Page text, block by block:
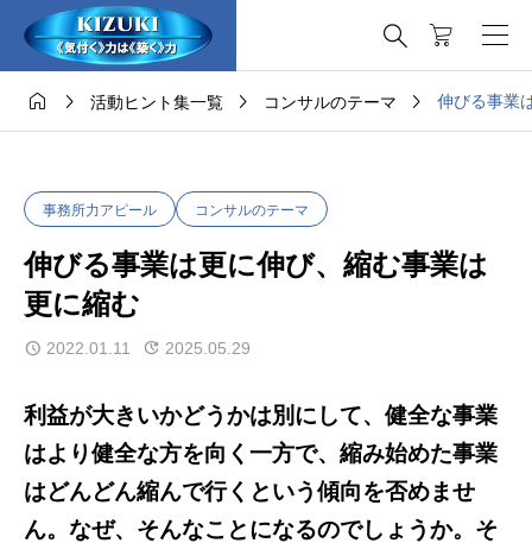

  活動ヒント集一覧  コンサルのテーマ  伸びる事業
事務所力アピール コンサルのテーマ
伸びる事業は更に伸び、縮む事業は
更に縮む
2022.01.11 2025.05.29
利益が大きいかどうかは別にして、健全な事業
はより健全な方を向く一方で、縮み始めた事業
はどんどん縮んで行くという傾向を否めませ
ん。なぜ、そんなことになるのでしょうか。そ